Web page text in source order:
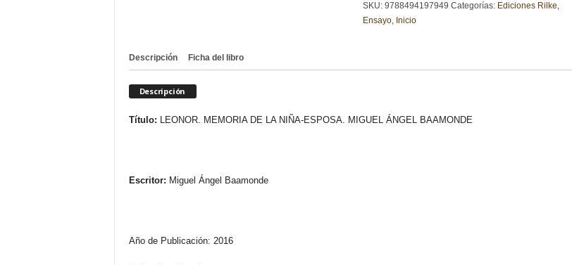
LA
NIÑA-
SKU:9788494197949 Categorías: Ediciones Rilke,
Ensayo, Inicio
Descripción Ficha del libro
Descripción
Título: LEONOR. MEMORIA DE LA NIÑA-ESPOSA. MIGUEL ÁNGEL BAAMONDE
Escritor: Miguel Ángel Baamonde
Año de Publicación: 2016